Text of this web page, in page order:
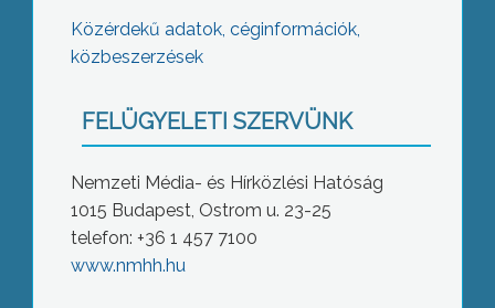
Közérdekű adatok, céginformációk,
közbeszerzések
FELÜGYELETI SZERVÜNK
Nemzeti Média- és Hírközlési Hatóság
1015 Budapest, Ostrom u. 23-25
telefon: +36 1 457 7100
www.nmhh.hu